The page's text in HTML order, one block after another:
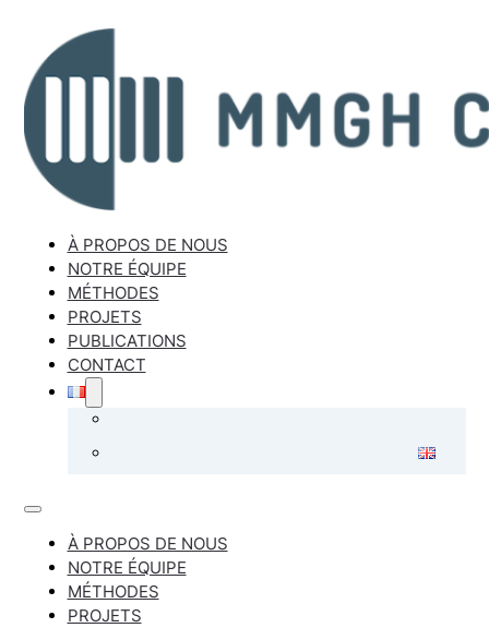
À PROPOS DE NOUS
NOTRE ÉQUIPE
MÉTHODES
PROJETS
PUBLICATIONS
CONTACT
À PROPOS DE NOUS
NOTRE ÉQUIPE
MÉTHODES
PROJETS